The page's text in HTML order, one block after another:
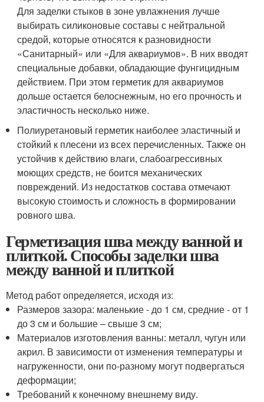
Для заделки стыков в зоне увлажнения лучше
выбирать силиконовые составы с нейтральной
средой, которые относятся к разновидности
«Санитарный» или «Для аквариумов». В них вводят
специальные добавки, обладающие фунгицидным
действием. При этом герметик для аквариумов
дольше остается белоснежным, но его прочность и
эластичность несколько ниже.
Полиуретановый герметик наиболее эластичный и
стойкий к плесени из всех перечисленных. Также он
устойчив к действию влаги, слабоагрессивных
моющих средств, не боится механических
повреждений. Из недостатков состава отмечают
высокую стоимость и сложность в формировании
ровного шва.
Герметизация шва между ванной и
плиткой. Способы заделки шва
между ванной и плиткой
Метод работ определяется, исходя из:
Размеров зазора: маленькие - до 1 см, средние - от 1
до 3 см и большие – свыше 3 см;
Материалов изготовления ванны: металл, чугун или
акрил. В зависимости от изменения температуры и
нагруженности, они по-разному могут подвергаться
деформации;
Требований к конечному внешнему виду.